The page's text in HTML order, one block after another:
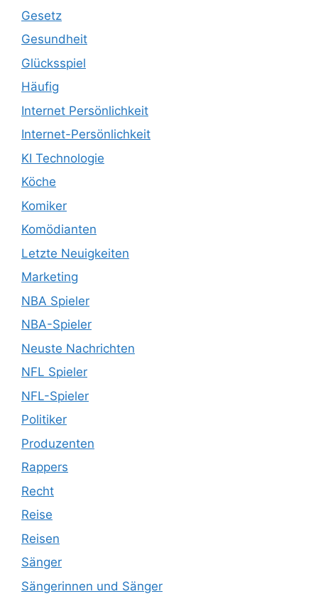
Gesetz
Gesundheit
Glücksspiel
Häufig
Internet Persönlichkeit
Internet-Persönlichkeit
KI Technologie
Köche
Komiker
Komödianten
Letzte Neuigkeiten
Marketing
NBA Spieler
NBA-Spieler
Neuste Nachrichten
NFL Spieler
NFL-Spieler
Politiker
Produzenten
Rappers
Recht
Reise
Reisen
Sänger
Sängerinnen und Sänger